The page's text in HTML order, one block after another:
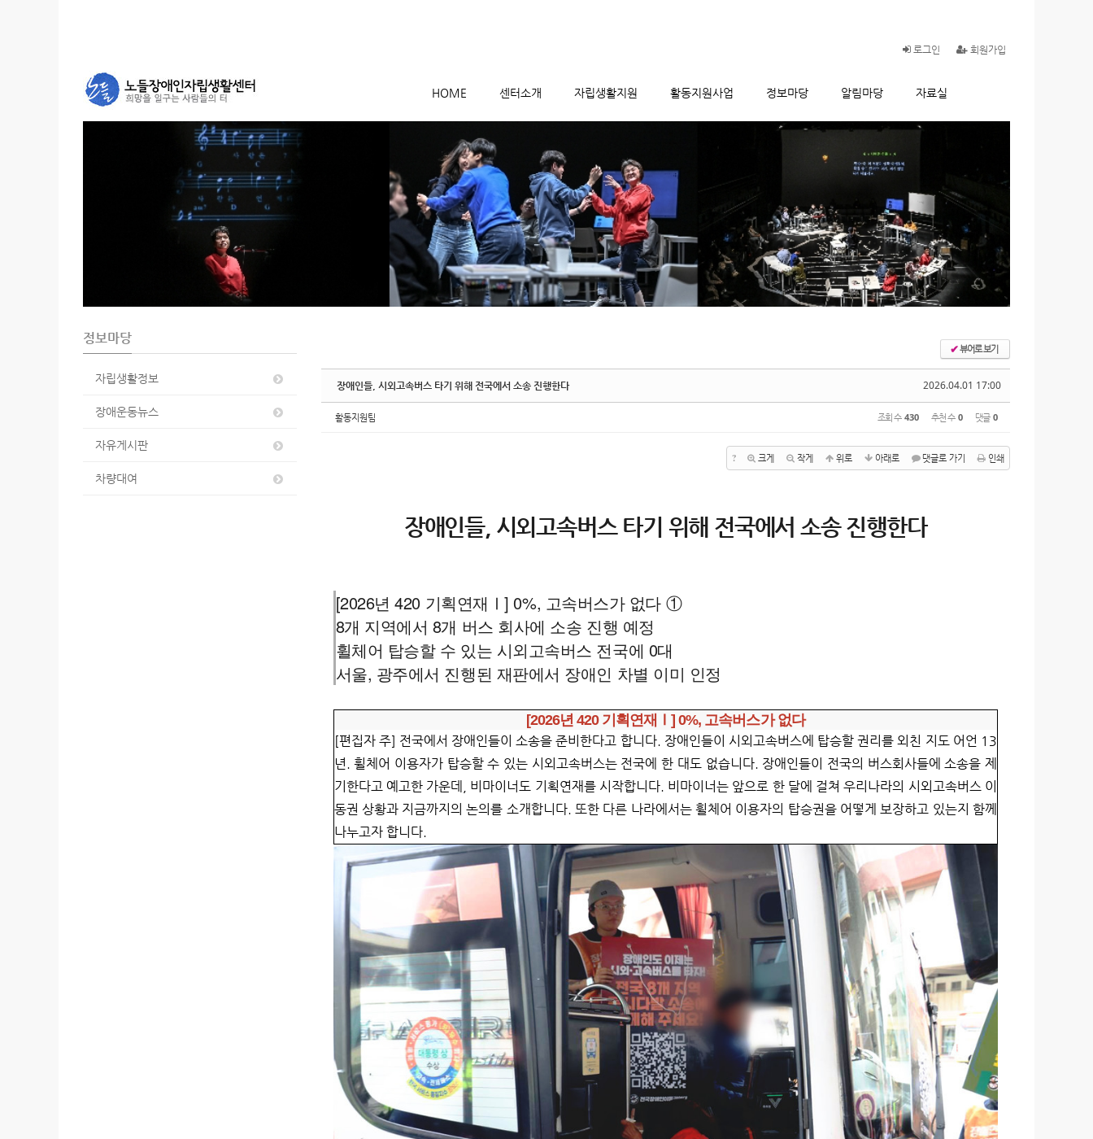
로그인 회원가입
HOME 센터소개 자립생활지원 활동지원사업 정보마당 알림마당 자료실
정보마당
자립생활정보
장애운동뉴스
자유게시판
차량대여
✔뷰어로 보기
2026.04.01 17:00
장애인들, 시외고속버스 타기 위해 전국에서 소송 진행한다
활동지원팀 조회 수 430 추천 수 0 댓글 0
? 크게 작게 위로 아래로 댓글로 가기 인쇄
장애인들, 시외고속버스 타기 위해 전국에서 소송 진행한다
[2026년 420 기획연재Ⅰ] 0%, 고속버스가 없다 ①
8개 지역에서 8개 버스 회사에 소송 진행 예정
휠체어 탑승할 수 있는 시외고속버스 전국에 0대
서울, 광주에서 진행된 재판에서 장애인 차별 이미 인정
[2026년 420 기획연재Ⅰ] 0%, 고속버스가 없다
[편집자 주] 전국에서 장애인들이 소송을 준비한다고 합니다. 장애인들이 시외고속버스에 탑승할 권리를 외친 지도 어언 13
년. 휠체어 이용자가 탑승할 수 있는 시외고속버스는 전국에 한 대도 없습니다. 장애인들이 전국의 버스회사들에 소송을 제
기한다고 예고한 가운데, 비마이너도 기획연재를 시작합니다. 비마이너는 앞으로 한 달에 걸쳐 우리나라의 시외고속버스 이
동권 상황과 지금까지의 논의를 소개합니다. 또한 다른 나라에서는 휠체어 이용자의 탑승권을 어떻게 보장하고 있는지 함께
나누고자 합니다.